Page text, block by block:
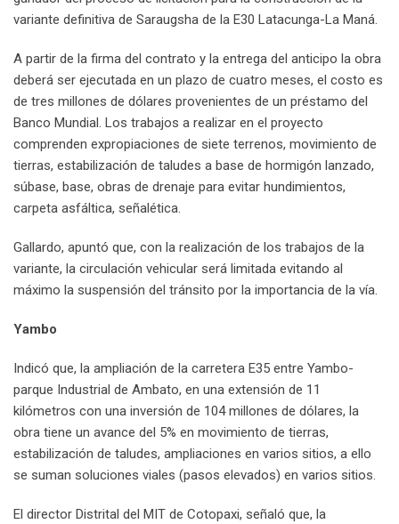
variante definitiva de Saraugsha de la E30 Latacunga-La Maná.
A partir de la firma del contrato y la entrega del anticipo la obra
deberá ser ejecutada en un plazo de cuatro meses, el costo es
de tres millones de dólares provenientes de un préstamo del
Banco Mundial. Los trabajos a realizar en el proyecto
comprenden expropiaciones de siete terrenos, movimiento de
tierras, estabilización de taludes a base de hormigón lanzado,
súbase, base, obras de drenaje para evitar hundimientos,
carpeta asfáltica, señalética.
Gallardo, apuntó que, con la realización de los trabajos de la
variante, la circulación vehicular será limitada evitando al
máximo la suspensión del tránsito por la importancia de la vía.
Yambo
Indicó que, la ampliación de la carretera E35 entre Yambo-
parque Industrial de Ambato, en una extensión de 11
kilómetros con una inversión de 104 millones de dólares, la
obra tiene un avance del 5% en movimiento de tierras,
estabilización de taludes, ampliaciones en varios sitios, a ello
se suman soluciones viales (pasos elevados) en varios sitios.
El director Distrital del MIT de Cotopaxi, señaló que, la